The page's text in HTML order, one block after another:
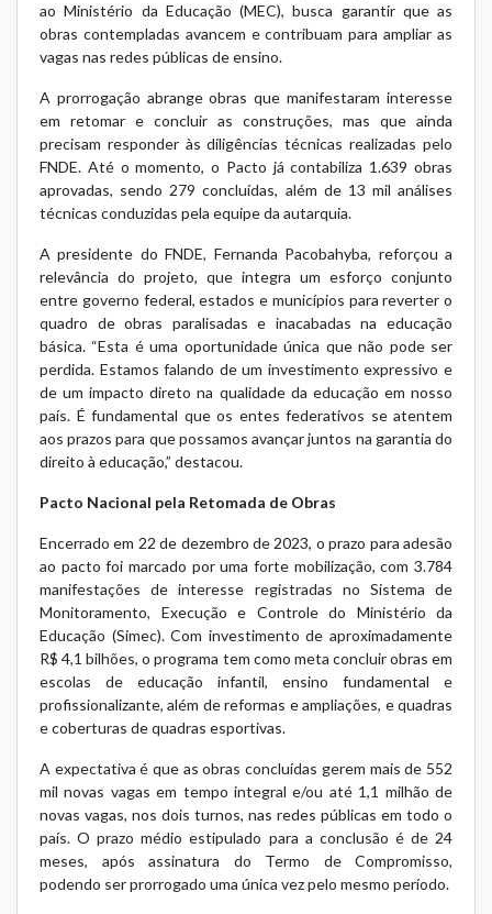
ao Ministério da Educação (MEC), busca garantir que as
obras contempladas avancem e contribuam para ampliar as
vagas nas redes públicas de ensino.
A prorrogação abrange obras que manifestaram interesse
em retomar e concluir as construções, mas que ainda
precisam responder às diligências técnicas realizadas pelo
FNDE. Até o momento, o Pacto já contabiliza 1.639 obras
aprovadas, sendo 279 concluídas, além de 13 mil análises
técnicas conduzidas pela equipe da autarquia.
A presidente do FNDE, Fernanda Pacobahyba, reforçou a
relevância do projeto, que integra um esforço conjunto
entre governo federal, estados e municípios para reverter o
quadro de obras paralisadas e inacabadas na educação
básica. “Esta é uma oportunidade única que não pode ser
perdida. Estamos falando de um investimento expressivo e
de um impacto direto na qualidade da educação em nosso
país. É fundamental que os entes federativos se atentem
aos prazos para que possamos avançar juntos na garantia do
direito à educação,” destacou.
Pacto Nacional pela Retomada de Obras
Encerrado em 22 de dezembro de 2023, o prazo para adesão
ao pacto foi marcado por uma forte mobilização, com 3.784
manifestações de interesse registradas no Sistema de
Monitoramento, Execução e Controle do Ministério da
Educação (Simec). Com investimento de aproximadamente
R$ 4,1 bilhões, o programa tem como meta concluir obras em
escolas de educação infantil, ensino fundamental e
profissionalizante, além de reformas e ampliações, e quadras
e coberturas de quadras esportivas.
A expectativa é que as obras concluídas gerem mais de 552
mil novas vagas em tempo integral e/ou até 1,1 milhão de
novas vagas, nos dois turnos, nas redes públicas em todo o
país. O prazo médio estipulado para a conclusão é de 24
meses, após assinatura do Termo de Compromisso,
podendo ser prorrogado uma única vez pelo mesmo período.